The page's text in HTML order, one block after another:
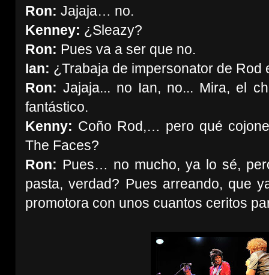
Ron: Jajaja… no.
Kenney: ¿Sleazy?
Ron: Pues va a ser que no.
Ian: ¿Trabaja de impersonator de Rod
Ron: Jajaja... no Ian, no... Mira, el
fantástico.
Kenny: Coño Rod,… pero qué
The Faces?
Ron: Pues… no mucho, ya lo sé,
pasta, verdad? Pues arreando, que
promotora con unos cuantos ceritos